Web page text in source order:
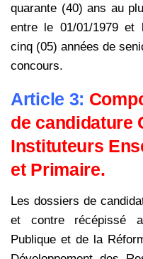
quarante (40) ans au
entre le 01/01/1979 et
cinq (05) années de
concours.
Article 3:
de candidature
Instituteurs
et Primaire.
Les dossiers de
et contre récépissé
Publique et de la